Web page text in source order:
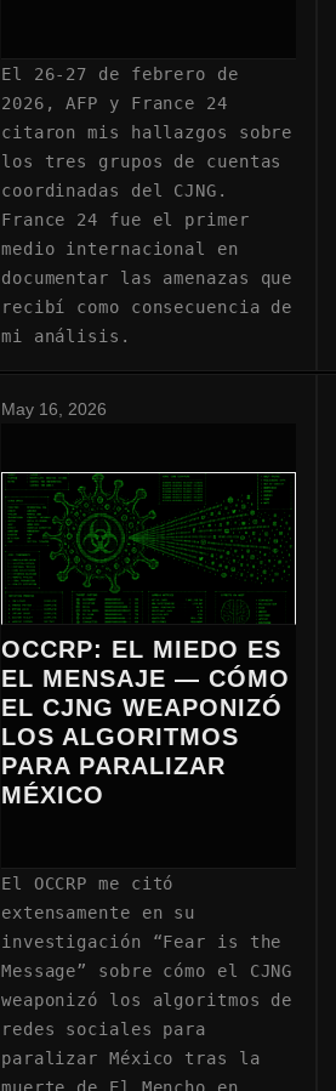
El 26-27 de febrero de
2026, AFP y France 24
citaron mis hallazgos sobre
los tres grupos de cuentas
coordinadas del CJNG.
France 24 fue el primer
medio internacional en
documentar las amenazas que
recibí como consecuencia de
mi análisis.
May 16, 2026
OCCRP: EL MIEDO ES
EL MENSAJE — CÓMO
EL CJNG WEAPONIZÓ
LOS ALGORITMOS
PARA PARALIZAR
MÉXICO
El OCCRP me citó
extensamente en su
investigación “Fear is the
Message” sobre cómo el CJNG
weaponizó los algoritmos de
redes sociales para
paralizar México tras la
muerte de El Mencho en